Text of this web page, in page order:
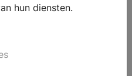
hun diensten.